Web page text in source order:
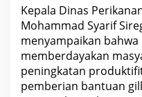
t
u
k
J
a
r
i
g
Kepala Dinas
Mohammad Syarif
menyampaikan
memberdayakan
peningkatan
pemberian bantuan